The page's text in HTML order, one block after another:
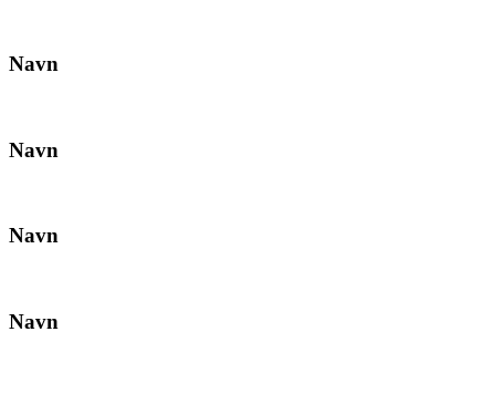
Navn
Navn
Navn
Navn